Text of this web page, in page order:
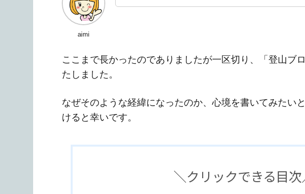
aimi
ここまで長かったのでありましたが一区切り、「登山ブ
たしました。
なぜそのような経緯になったのか、心境を書いてみたい
けると幸いです。
＼クリックできる目